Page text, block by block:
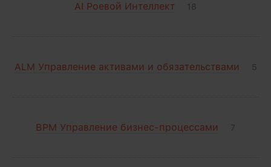
AI Роевой Интеллект 18
ALM Управление активами и обязательствами 5
BPM Управление бизнес-процессами 7